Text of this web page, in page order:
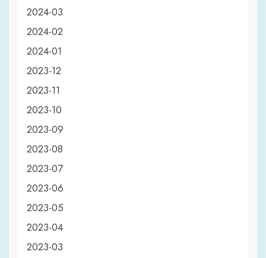
2024-03
2024-02
2024-01
2023-12
2023-11
2023-10
2023-09
2023-08
2023-07
2023-06
2023-05
2023-04
2023-03